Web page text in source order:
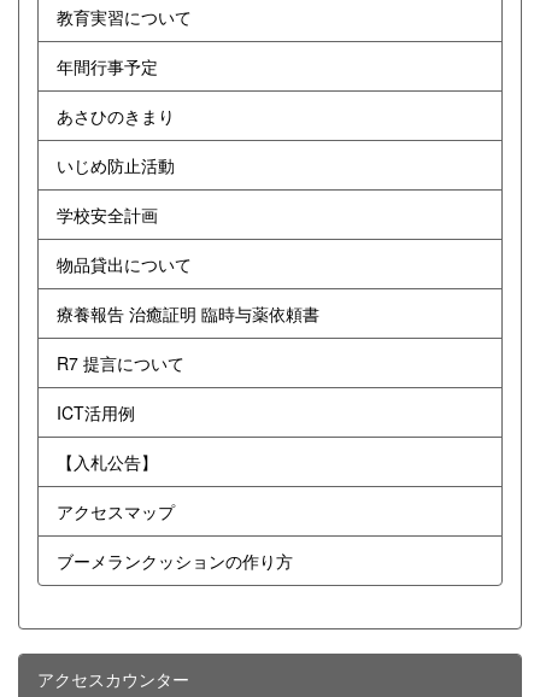
教育実習について
年間行事予定
あさひのきまり
いじめ防止活動
学校安全計画
物品貸出について
療養報告 治癒証明 臨時与薬依頼書
R7 提言について
ICT活用例
【入札公告】
アクセスマップ
ブーメランクッションの作り方
アクセスカウンター